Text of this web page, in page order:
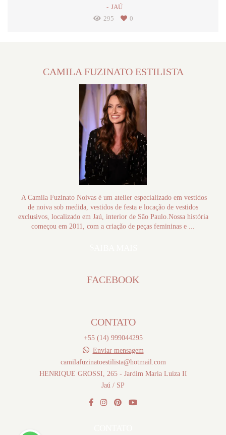
JAÚ
295
0
CAMILA FUZINATO ESTILISTA
A Camila Fuzinato Noivas é um atelier especializado em vestidos
de noiva sob medida, vestidos de festa e locação de vestidos
exclusivos, localizado em Jaú, interior de São Paulo.Nossa história
começou em 2011, com a criação de peças femininas e ...
FACEBOOK
CONTATO
+55 (14) 999044295
Enviar mensagem
camilafuzinatoestilista@hotmail.com
HENRIQUE GROSSI, 265 - Jardim Maria Luiza II
Jaú / SP